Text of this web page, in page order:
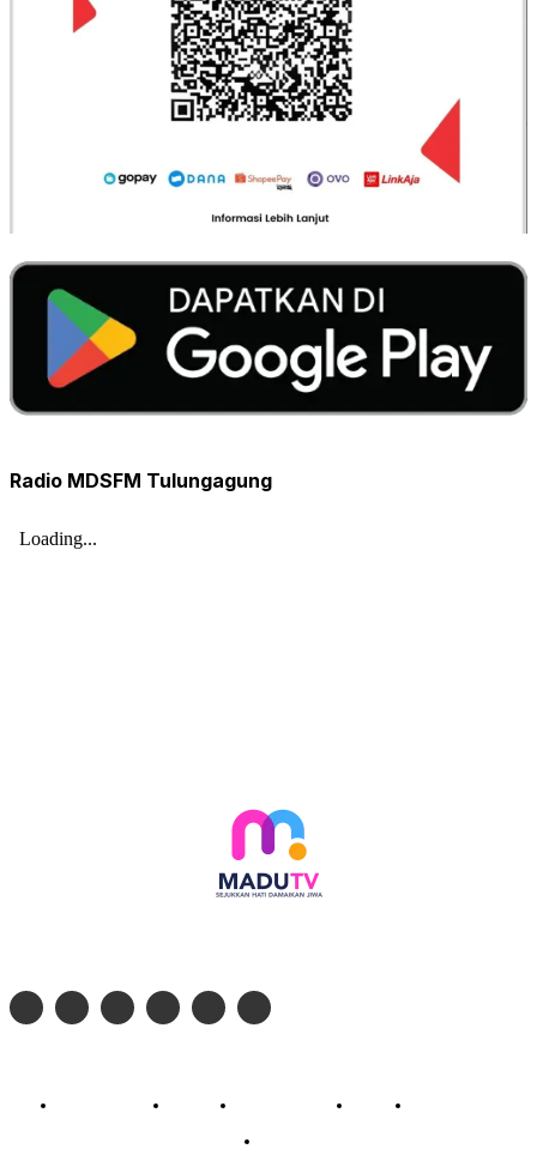
Radio MDSFM Tulungagung
Profil Madu TV Redaksi Pedoman Siber Kontak